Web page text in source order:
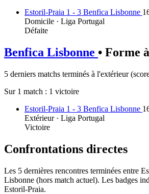
Estoril-Praia 1 - 3 Benfica Lisbonne
Domicile · Liga Portugal
Défaite
Benfica Lisbonne • Forme
5 derniers matchs terminés à l'extérieur
Sur 1 match : 1 victoire
Estoril-Praia 1 - 3 Benfica Lisbonne
Extérieur · Liga Portugal
Victoire
Confrontations directes
Les 5 dernières rencontres terminées entre
Lisbonne (hors match actuel). Les badges
Estoril-Praia.